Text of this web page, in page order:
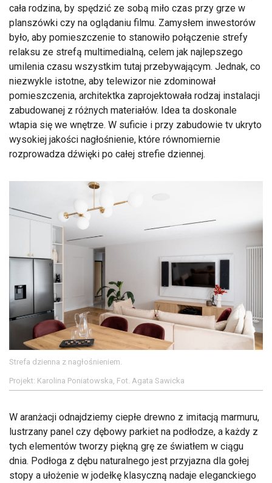
cała rodzina, by spędzić ze sobą miło czas przy grze w
planszówki czy na oglądaniu filmu. Zamysłem inwestorów
było, aby pomieszczenie to stanowiło połączenie strefy
relaksu ze strefą multimedialną, celem jak najlepszego
umilenia czasu wszystkim tutaj przebywającym. Jednak, co
niezwykle istotne, aby telewizor nie zdominował
pomieszczenia, architektka zaprojektowała rodzaj instalacji
zabudowanej z różnych materiałów. Idea ta doskonale
wtapia się we wnętrze. W suficie i przy zabudowie tv ukryto
wysokiej jakości nagłośnienie, które równomiernie
rozprowadza dźwięki po całej strefie dziennej.
Strefa dzienna z nagłośnieniem.
Projekt: Karolina Poniatowska, Fot. Agata Sawicka
W aranżacji odnajdziemy ciepłe drewno z imitacją marmuru,
lustrzany panel czy dębowy parkiet na podłodze, a każdy z
tych elementów tworzy piękną grę ze światłem w ciągu
dnia. Podłoga z dębu naturalnego jest przyjazna dla gołej
stopy a ułożenie w jodełkę klasyczną nadaje eleganckiego